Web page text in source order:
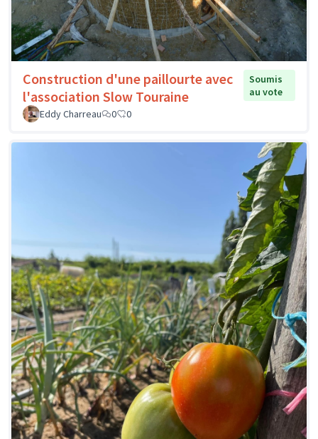
Construction d'une paillourte avec
l'association Slow Touraine
Soumis
au vote
Eddy Charreau
0 0